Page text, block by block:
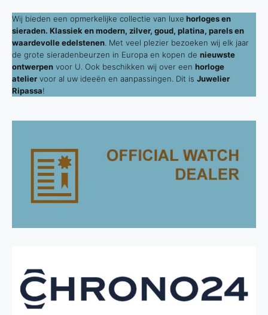
Wij bieden een opmerkelijke collectie van luxe horloges en
sieraden. Klassiek en modern, zilver, goud, platina, parels en
waardevolle edelstenen . Met veel plezier bezoeken wij elk jaar
de grote sieradenbeurzen in Europa en kopen de nieuwste
ontwerpen voor U. Ook beschikken wij over een horloge
atelier voor al uw ideeën en aanpassingen. Dit is Juwelier
Ripassa!